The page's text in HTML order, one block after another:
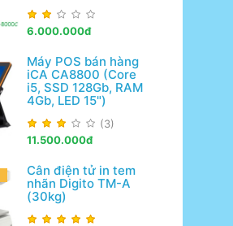
6.000.000đ
Máy POS bán hàng
iCA CA8800 (Core
i5, SSD 128Gb, RAM
4Gb, LED 15")
(3)
11.500.000đ
Cân điện tử in tem
nhãn Digito TM-A
(30kg)